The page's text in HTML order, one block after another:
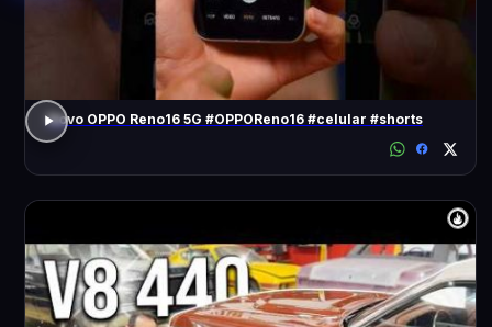
Novo OPPO Reno16 5G #OPPOReno16 #celular #shorts